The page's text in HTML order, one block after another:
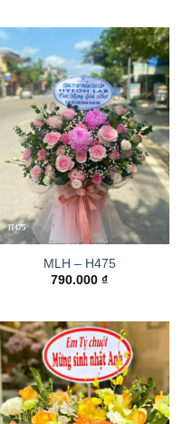
MLH – H475
790.000 ₫